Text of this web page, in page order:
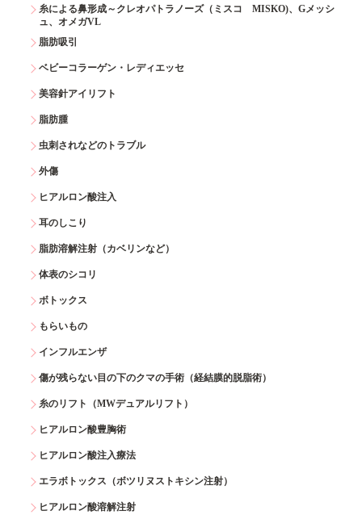
糸による鼻形成～クレオパトラノーズ（ミスコ MISKO)、Gメッシ
ュ、オメガVL
脂肪吸引
ベビーコラーゲン・レディエッセ
美容針アイリフト
脂肪腫
虫刺されなどのトラブル
外傷
ヒアルロン酸注入
耳のしこり
脂肪溶解注射（カベリンなど）
体表のシコリ
ボトックス
もらいもの
インフルエンザ
傷が残らない目の下のクマの手術（経結膜的脱脂術）
糸のリフト（MWデュアルリフト）
ヒアルロン酸豊胸術
ヒアルロン酸注入療法
エラボトックス（ボツリヌストキシン注射）
ヒアルロン酸溶解注射